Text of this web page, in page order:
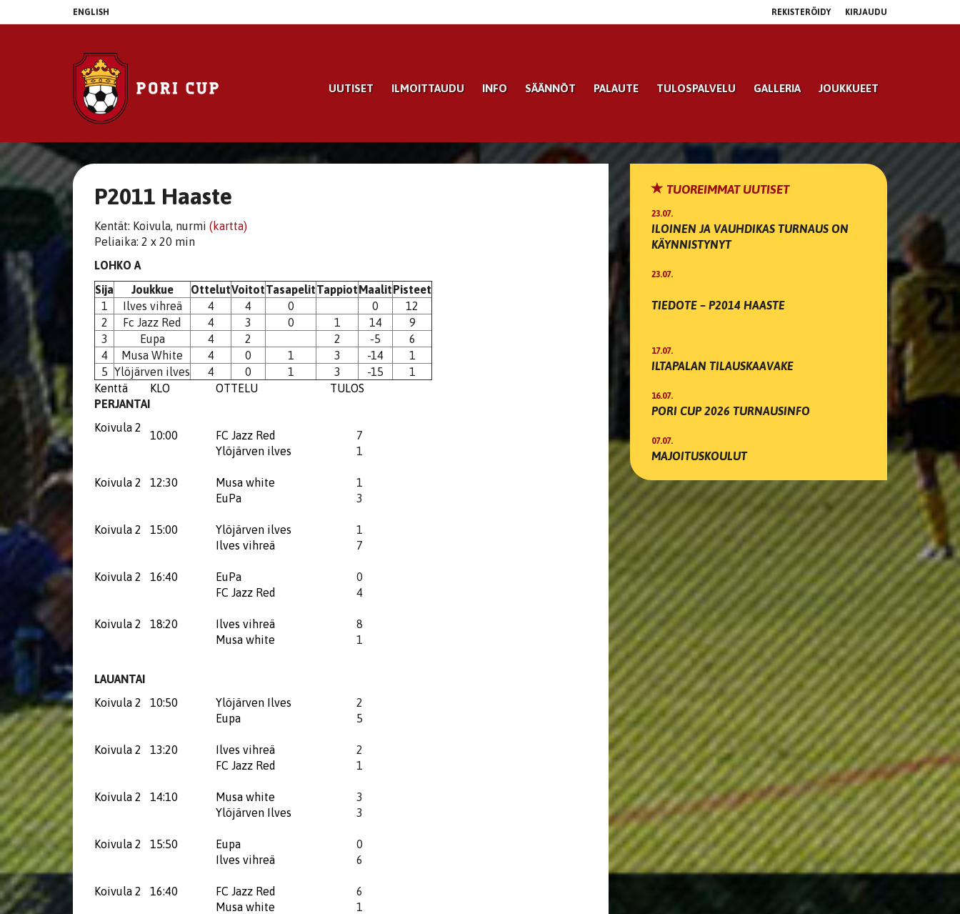
ENGLISH REKISTERÖIDY KIRJAUDU
UUTISET ILMOITTAUDU INFO SÄÄNNÖT PALAUTE TULOSPALVELU GALLERIA JOUKKUEET
P2011 Haaste
Kentät: Koivula, nurmi (kartta)
Peliaika: 2 x 20 min
LOHKO A
Sija
Joukkue OttelutVoitotTasapelitTappiotMaalitPisteet
1
Ilves vihreä 4 4 0 0
12
2
Fc Jazz Red 4 3 0 1 14
9
3
Eupa 4 2 2 -5
6
4
Musa White 4 0 1 3 -14
1
5 Ylöjärven ilves 4 0 1 3 -15
1
Kenttä
KLO OTTELU
TULOS
PERJANTAI
Koivula 2
10:00 FC Jazz Red
7
Ylöjärven ilves
1
Koivula 2 12:30 Musa white
1
EuPa
3
Koivula 2 15:00 Ylöjärven ilves
1
Ilves vihreä
7
Koivula 2 16:40 EuPa
0
FC Jazz Red
4
Koivula 2 18:20 Ilves vihreä
8
Musa white
1
LAUANTAI
Koivula 2
10:50 Ylöjärven Ilves
2
Eupa
5
Koivula 2 13:20 Ilves vihreä
2
FC Jazz Red
1
Koivula 2 14:10 Musa white
3
Ylöjärven Ilves
3
Koivula 2 15:50 Eupa
0
Ilves vihreä
6
Koivula 2 16:40 FC Jazz Red
6
Musa white
1
TUOREIMMAT UUTISET
23.07.
ILOINEN JA VAUHDIKAS TURNAUS ON
KÄYNNISTYNYT
23.07.
TIEDOTE – P2014 HAASTE
17.07.
ILTAPALAN TILAUSKAAVAKE
16.07.
PORI CUP 2026 TURNAUSINFO
07.07.
MAJOITUSKOULUT